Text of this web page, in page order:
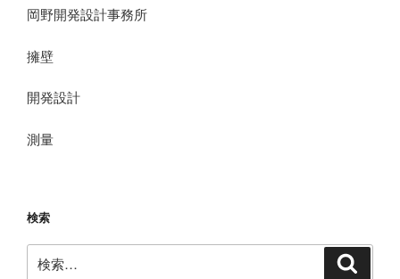
岡野開発設計事務所
擁壁
開発設計
測量
検索
索: